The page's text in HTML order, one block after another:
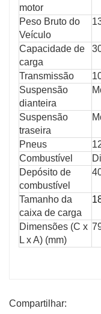
motor
Peso Bruto do
Veículo
Capacidade de
carga
Transmissão
Suspensão
dianteira
Suspensão
traseira
Pneus
Combustível
Depósito de
combustível
Tamanho da
caixa de carga
Dimensões (C x
L x A) (mm)
Compartilhar: